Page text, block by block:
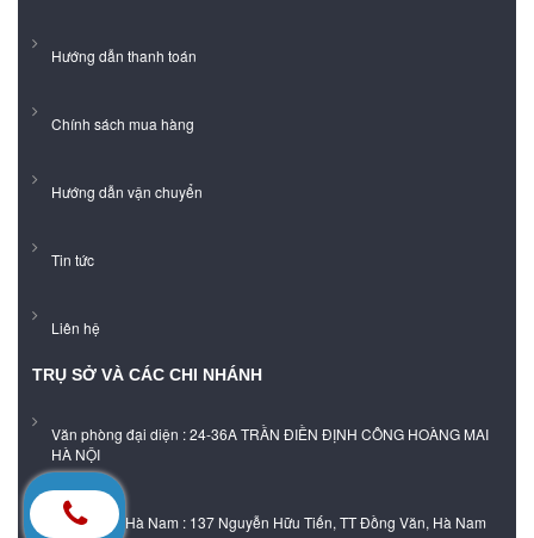
Hướng dẫn thanh toán
Chính sách mua hàng
Hướng dẫn vận chuyển
Tin tức
Liên hệ
TRỤ SỞ VÀ CÁC CHI NHÁNH
Văn phòng đại diện : 24-36A TRẦN ĐIỀN ĐỊNH CÔNG HOÀNG MAI
HÀ NỘI
Showroom Hà Nam : 137 Nguyễn Hữu Tiến, TT Đồng Văn, Hà Nam